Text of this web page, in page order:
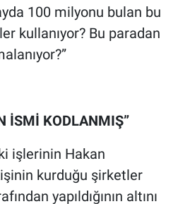
100 milyonu bulan bu
kullanıyor? Bu paradan
İSMİ KODLANMIŞ”
işlerinin Hakan
kurduğu şirketler
yapıldığının altını